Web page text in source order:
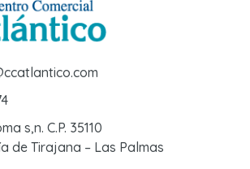
s,n. C.P. 35110
de Tirajana – Las Palmas